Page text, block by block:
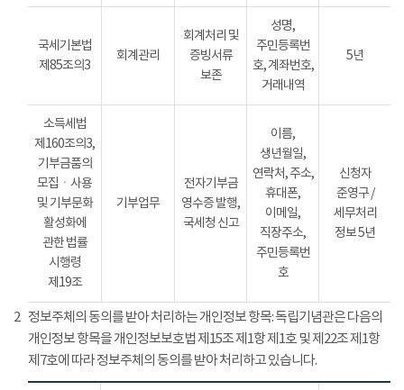
국세기본법
제85조의3
회계관리
회계처리 및
증빙서류
보존
성명,
주민등록번
호, 계좌번호,
거래내역
5년
소득세법
제160조의3,
기부금품의
모집ㆍ사용
및 기부문화
활성화에
관한 법률
시행령
제19조
기부업무
전자기부금
영수증 발행,
국세청 신고
이름,
생년월일,
연락처, 주소,
휴대폰,
이메일,
직장주소,
주민등록번
호
신청자
준영구 /
세무처리
정보 5년
2 정보주체의 동의를 받아 처리하는 개인정보 항목: 독립기념관은 다음의
개인정보 항목을 개인정보보호법 제15조 제1항 제1호 및 제22조 제1항
제7호에 따라 정보주체의 동의를 받아 처리하고 있습니다.